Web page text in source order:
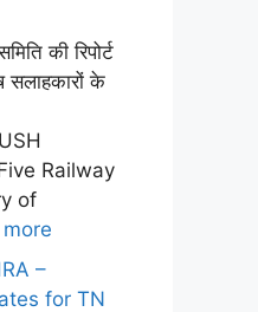
की रिपोर्ट
सलाहकारों के
Railway
of
–
for TN